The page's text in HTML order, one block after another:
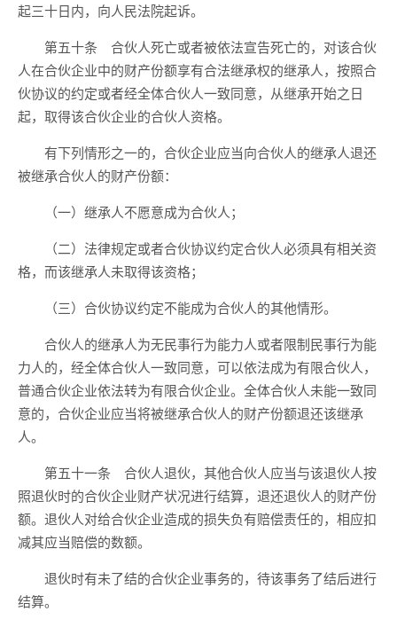
起三十日内，向人民法院起诉。
第五十条 合伙人死亡或者被依法宣告死亡的，对该合伙
人在合伙企业中的财产份额享有合法继承权的继承人，按照合
伙协议的约定或者经全体合伙人一致同意，从继承开始之日
起，取得该合伙企业的合伙人资格。
有下列情形之一的，合伙企业应当向合伙人的继承人退还
被继承合伙人的财产份额：
（一）继承人不愿意成为合伙人；
（二）法律规定或者合伙协议约定合伙人必须具有相关资
格，而该继承人未取得该资格；
（三）合伙协议约定不能成为合伙人的其他情形。
合伙人的继承人为无民事行为能力人或者限制民事行为能
力人的，经全体合伙人一致同意，可以依法成为有限合伙人，
普通合伙企业依法转为有限合伙企业。全体合伙人未能一致同
意的，合伙企业应当将被继承合伙人的财产份额退还该继承
人。
第五十一条 合伙人退伙，其他合伙人应当与该退伙人按
照退伙时的合伙企业财产状况进行结算，退还退伙人的财产份
额。退伙人对给合伙企业造成的损失负有赔偿责任的，相应扣
减其应当赔偿的数额。
退伙时有未了结的合伙企业事务的，待该事务了结后进行
结算。